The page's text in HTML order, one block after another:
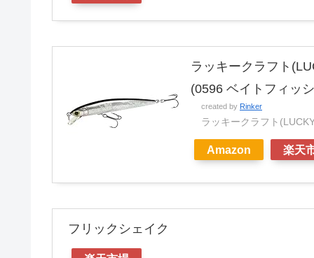
ラッキークラフト
(0596 ベイトフィッ
created by Rinker
ラッキークラフト
Amazon 楽天
フリックシェイク